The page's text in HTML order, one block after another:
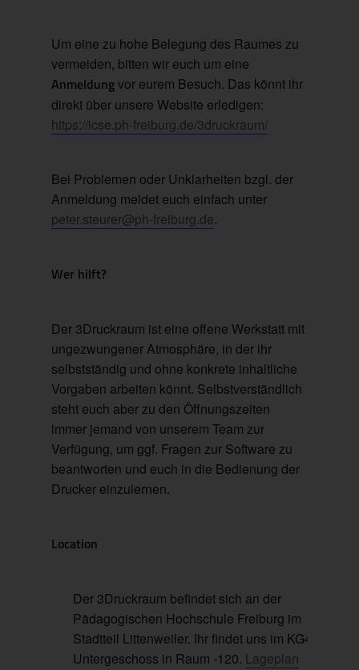
Um eine zu hohe Belegung des Raumes zu
vermeiden, bitten wir euch um eine
Anmeldungvor eurem Besuch. Das könnt ihr
direkt über unsere Website erledigen:
https://icse.ph-freiburg.de/3druckraum/
Bei Problemen oder Unklarheiten bzgl. der
Anmeldung meldet euch einfach unter
peter.steurer@ph-freiburg.de.
Wer hilft?
Der 3Druckraum ist eine offene Werkstatt mit
ungezwungener Atmosphäre, in der ihr
selbstständig und ohne konkrete inhaltliche
Vorgaben arbeiten könnt. Selbstverständlich
steht euch aber zu den Öffnungszeiten
immer jemand von unserem Team zur
Verfügung, um ggf. Fragen zur Software zu
beantworten und euch in die Bedienung der
Drucker einzulernen.
Location
Der 3Druckraum befindet sich an der
Pädagogischen Hochschule Freiburg im
Stadtteil Littenweiler. Ihr findet uns im KG4 im
Untergeschoss in Raum -120. Lageplan